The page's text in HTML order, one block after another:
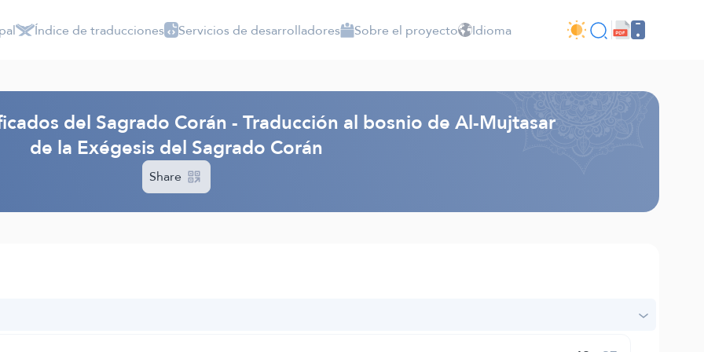
Índice de traducciones Servicios de desarrolladores Sobre el proyecto Idioma
del Sagrado Corán - Traducción al bosnio de Al-Mujtasar
de la Exégesis del Sagrado Corán
Share